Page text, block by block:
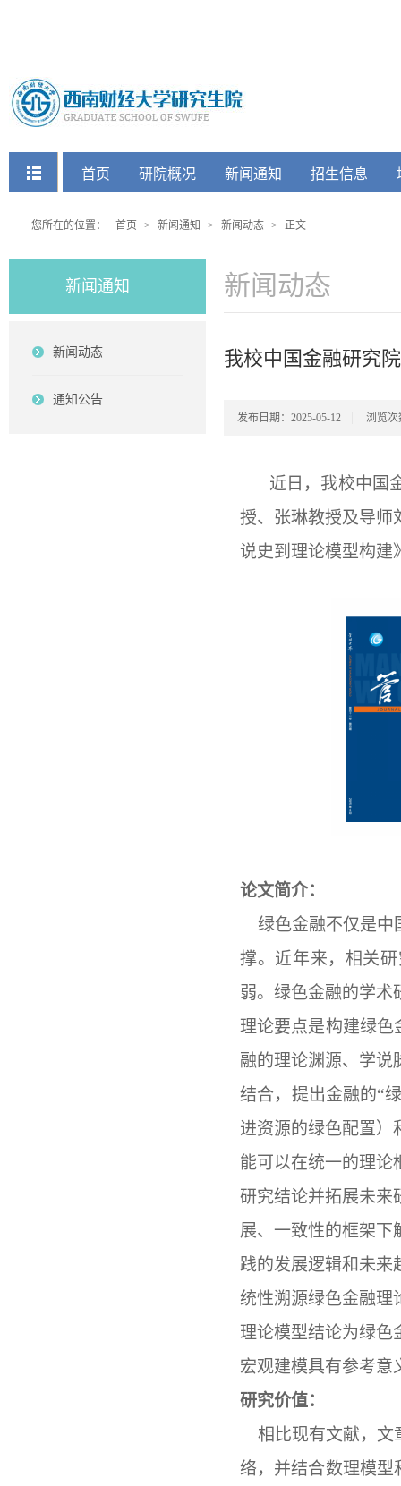
快捷菜单
首页 研院概况 新闻通知 招生信息
您所在的位置： 首页 > 新闻通知 > 新闻动态 > 正文
新闻通知
新闻动态
通知公告
新闻动态
我校中国金融研究
发布日期：2025-05-12 浏览次
近日，我校中国
授、张琳教授及导
说史到理论模型构建
论文简介：
绿色金融不仅是中
撑。近年来，相关
弱。绿色金融的学术
理论要点是构建绿色
融的理论渊源、学说
结合，提出金融的“
进资源的绿色配置）
能可以在统一的理论
研究结论并拓展未来
展、一致性的框架下
践的发展逻辑和未来
统性溯源绿色金融理
理论模型结论为绿色
宏观建模具有参考意
研究价值：
相比现有文献，文
络，并结合数理模型